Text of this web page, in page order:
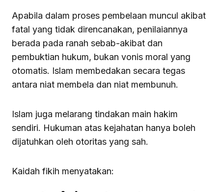
Apabila dalam proses pembelaan muncul akibat
fatal yang tidak direncanakan, penilaiannya
berada pada ranah sebab-akibat dan
pembuktian hukum, bukan vonis moral yang
otomatis. Islam membedakan secara tegas
antara niat membela dan niat membunuh.
Islam juga melarang tindakan main hakim
sendiri. Hukuman atas kejahatan hanya boleh
dijatuhkan oleh otoritas yang sah.
Kaidah fikih menyatakan: